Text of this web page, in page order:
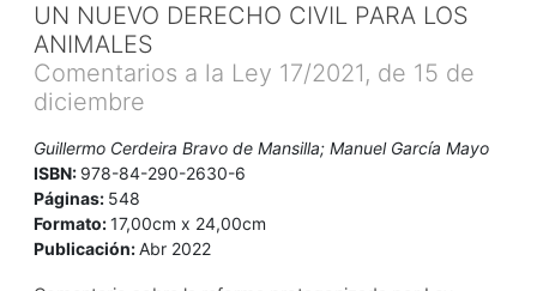
UN NUEVO DERECHO CIVIL PARA LOS
ANIMALES
Comentarios a la Ley 17/2021, de 15 de
diciembre
Guillermo Cerdeira Bravo de Mansilla; Manuel García Mayo
ISBN: 978-84-290-2630-6
Páginas: 548
Formato:17,00cm x 24,00cm
Publicación:Abr 2022